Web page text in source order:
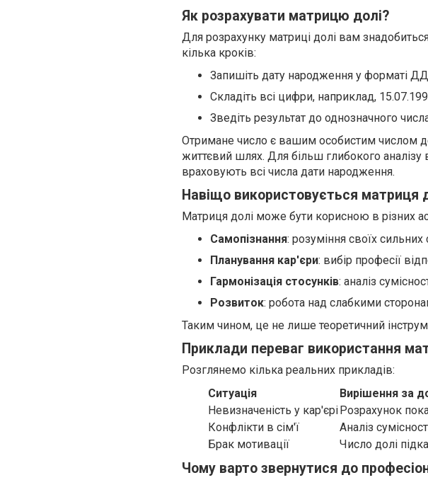
Як розрахувати матрицю долі?
Для розрахунку матриці долі вам
кілька кроків:
Запишіть дату народження у форматі
Складіть всі цифри, наприклад,
Зведіть результат до однозначного
Отримане число є вашим особистим числом
життєвий шлях. Для більш глибокого
враховують всі числа дати народження.
Навіщо використовується матриця
Матриця долі може бути корисною в різних
Самопізнання: розуміння своїх сильних
Планування кар'єри: вибір професії
Гармонізація стосунків: аналіз
Розвиток: робота над слабкими
Таким чином, це не лише теоретичний
Приклади переваг використання
Розглянемо кілька реальних прикладів:
Ситуація
Вирішення за
Невизначеність у кар'єріРозрахунок
Конфлікти в сім'ї
Аналіз
Брак мотивації
Число долі
Чому варто звернутися до